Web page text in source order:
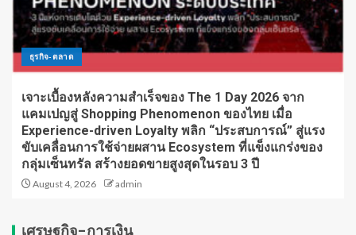
ธุรกิจ-ตลาด
เจาะเบื้องหลังความสำเร็จของ The 1 Day 2026 จาก
แคมเปญสู่ Shopping Phenomenon ของไทย เมื่อ
Experience-driven Loyalty พลิก “ประสบการณ์” สู่แรง
ขับเคลื่อนการใช้จ่ายผสาน Ecosystem ที่แข็งแกร่งของ
กลุ่มเซ็นทรัล สร้างยอดขายสูงสุดในรอบ 3 ปี
August 4, 2026 admin
เศรษฐกิจ-การเงิน